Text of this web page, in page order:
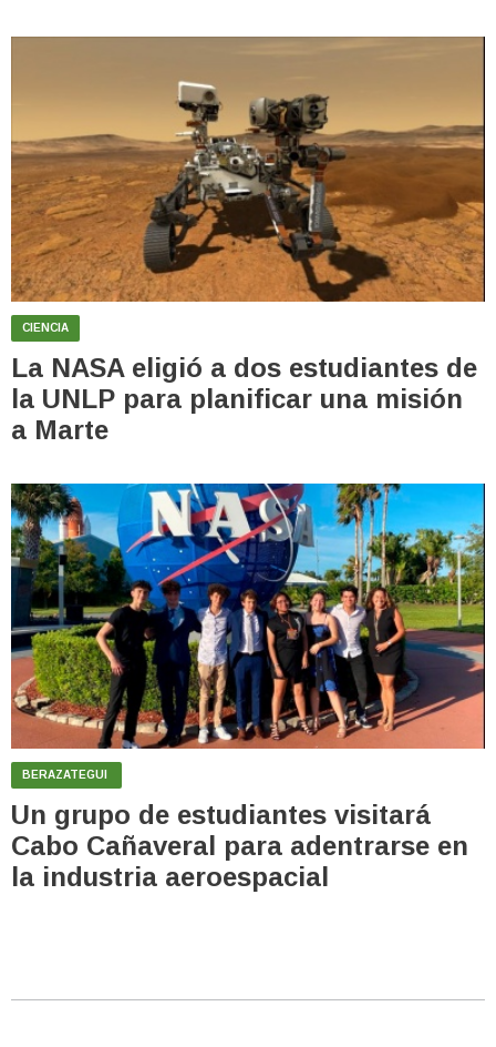
CIENCIA
La NASA eligió a dos estudiantes de
la UNLP para planificar una misión
a Marte
BERAZATEGUI
Un grupo de estudiantes visitará
Cabo Cañaveral para adentrarse en
la industria aeroespacial